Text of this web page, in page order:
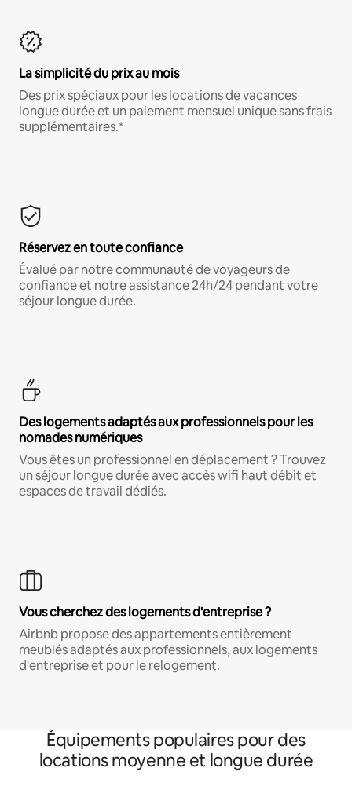
La simplicité du prix au mois
Des prix spéciaux pour les locations de vacances
longue durée et un paiement mensuel unique sans frais
supplémentaires.*
Réservez en toute confiance
Évalué par notre communauté de voyageurs de
confiance et notre assistance 24h/24 pendant votre
séjour longue durée.
Des logements adaptés aux professionnels pour les
nomades numériques
Vous êtes un professionnel en déplacement ? Trouvez
un séjour longue durée avec accès wifi haut débit et
espaces de travail dédiés.
Vous cherchez des logements d'entreprise ?
Airbnb propose des appartements entièrement
meublés adaptés aux professionnels, aux logements
d'entreprise et pour le relogement.
Équipements populaires pour des
locations moyenne et longue durée